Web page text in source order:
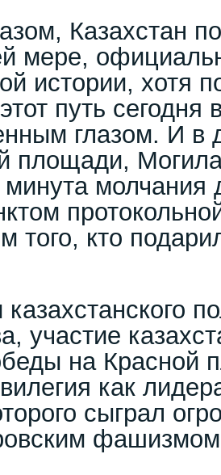
Казахстан
мере,
истории, хотя
путь сегодня
глазом. И в
площади,
молчания
того, кто
участие
на Красной
как
сыграл